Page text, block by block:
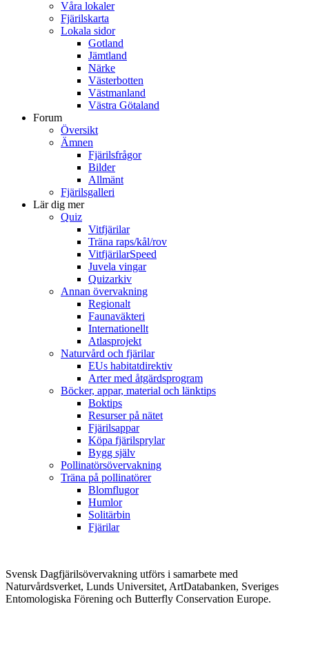
Våra lokaler
Fjärilskarta
Lokala sidor
Gotland
Jämtland
Närke
Västerbotten
Västmanland
Västra Götaland
Forum
Översikt
Ämnen
Fjärilsfrågor
Bilder
Allmänt
Fjärilsgalleri
Lär dig mer
Quiz
Vitfjärilar
Träna raps/kål/rov
VitfjärilarSpeed
Juvela vingar
Quizarkiv
Annan övervakning
Regionalt
Faunaväkteri
Internationellt
Atlasprojekt
Naturvård och fjärilar
EUs habitatdirektiv
Arter med åtgärdsprogram
Böcker, appar, material och länktips
Boktips
Resurser på nätet
Fjärilsappar
Köpa fjärilsprylar
Bygg själv
Pollinatörsövervakning
Träna på pollinatörer
Blomflugor
Humlor
Solitärbin
Fjärilar
Svensk Dagfjärilsövervakning utförs i samarbete med
Naturvårdsverket, Lunds Universitet, ArtDatabanken, Sveriges
Entomologiska Förening och Butterfly Conservation Europe.